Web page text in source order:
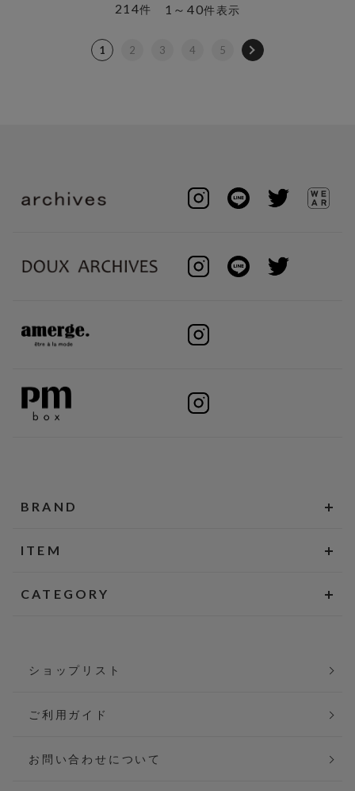
1～40件表示
214件
1 2 3 4 5
BRAND
ITEM
CATEGORY
ショップリスト
ご利用ガイド
お問い合わせについて